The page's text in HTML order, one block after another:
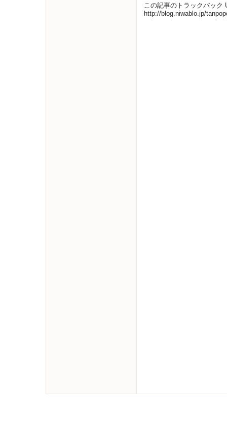
この記事のトラックバック
http://blog.niwablo.jp/